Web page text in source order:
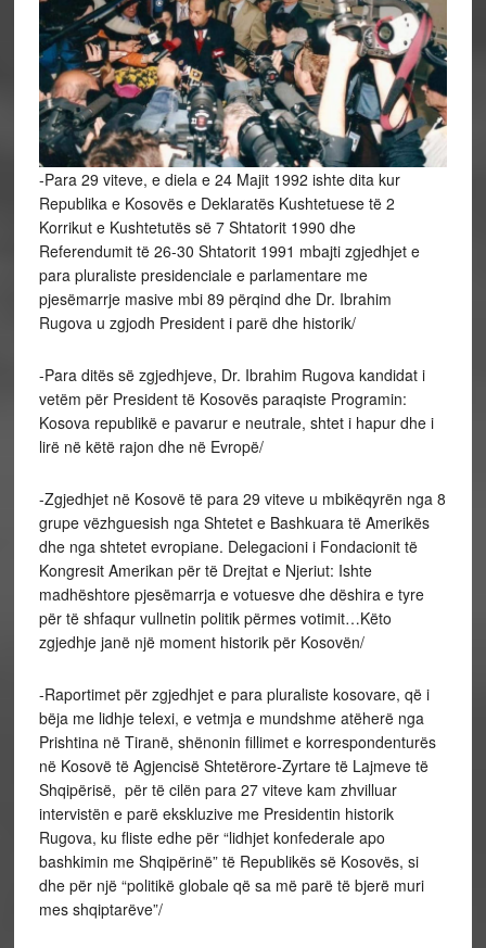
-Para 29 viteve, e diela e 24 Majit 1992 ishte dita kur
Republika e Kosovës e Deklaratës Kushtetuese të 2
Korrikut e Kushtetutës së 7 Shtatorit 1990 dhe
Referendumit të 26-30 Shtatorit 1991 mbajti zgjedhjet e
para pluraliste presidenciale e parlamentare me
pjesëmarrje masive mbi 89 përqind dhe Dr. Ibrahim
Rugova u zgjodh President i parë dhe historik/
-Para ditës së zgjedhjeve, Dr. Ibrahim Rugova kandidat i
vetëm për President të Kosovës paraqiste Programin:
Kosova republikë e pavarur e neutrale, shtet i hapur dhe i
lirë në këtë rajon dhe në Evropë/
-Zgjedhjet në Kosovë të para 29 viteve u mbikëqyrën nga 8
grupe vëzhguesish nga Shtetet e Bashkuara të Amerikës
dhe nga shtetet evropiane. Delegacioni i Fondacionit të
Kongresit Amerikan për të Drejtat e Njeriut: Ishte
madhështore pjesëmarrja e votuesve dhe dëshira e tyre
për të shfaqur vullnetin politik përmes votimit…Këto
zgjedhje janë një moment historik për Kosovën/
-Raportimet për zgjedhjet e para pluraliste kosovare, që i
bëja me lidhje telexi, e vetmja e mundshme atëherë nga
Prishtina në Tiranë, shënonin fillimet e korrespondenturës
në Kosovë të Agjencisë Shtetërore-Zyrtare të Lajmeve të
Shqipërisë, për të cilën para 27 viteve kam zhvilluar
intervistën e parë ekskluzive me Presidentin historik
Rugova, ku fliste edhe për “lidhjet konfederale apo
bashkimin me Shqipërinë” të Republikës së Kosovës, si
dhe për një “politikë globale që sa më parë të bjerë muri
mes shqiptarëve”/